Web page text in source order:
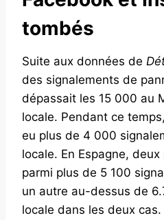
tombés
Suite aux données de
des signalements de
dépassait les 15 000 au
locale. Pendant ce
eu plus de 4 000
locale. En Espagne, deux
parmi plus de 5 100
un autre au-dessus de
locale dans les deux cas.